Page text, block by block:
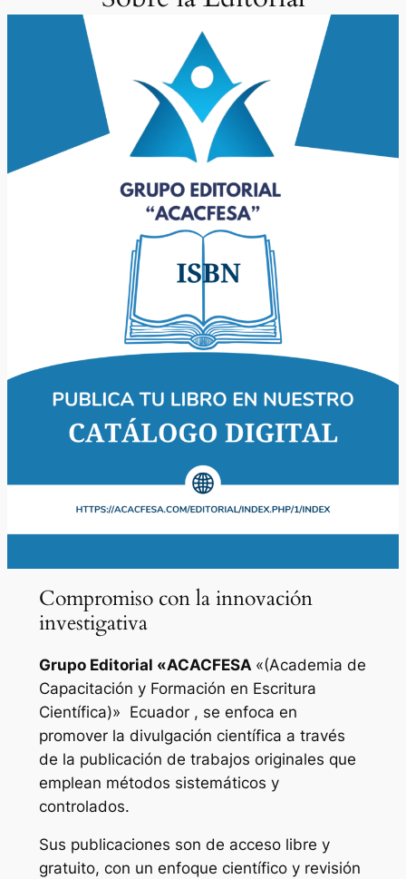
Compromiso con la innovación
investigativa
Grupo Editorial «ACACFESA «(Academia de
Capacitación y Formación en Escritura
Científica)» Ecuador , se enfoca en
promover la divulgación científica a través
de la publicación de trabajos originales que
emplean métodos sistemáticos y
controlados.
Sus publicaciones son de acceso libre y
gratuito, con un enfoque científico y revisión